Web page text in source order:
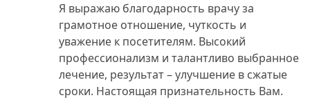
Я выражаю благодарность врачу за
грамотное отношение, чуткость и
уважение к посетителям. Высокий
профессионализм и талантливо выбранное
лечение, результат – улучшение в сжатые
сроки. Настоящая признательность Вам.